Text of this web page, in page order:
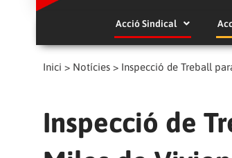
Acció Sindical
Inici > Notícies > Inspecció de Treball
Inspecció de